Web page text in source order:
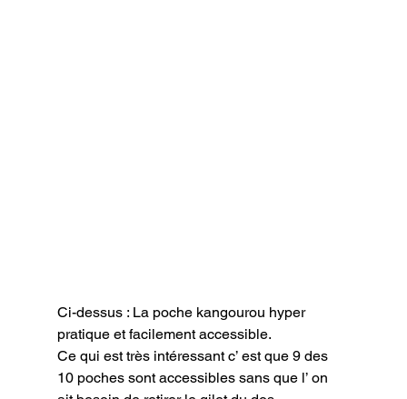
Ci-dessus : La poche kangourou hyper
pratique et facilement accessible.
Ce qui est très intéressant c’ est que 9 des
10 poches sont accessibles sans que l’ on